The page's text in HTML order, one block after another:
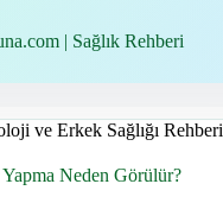
| Sağlık Rehberi
ve Erkek Sağlığı Rehberi
Neden Görülür?